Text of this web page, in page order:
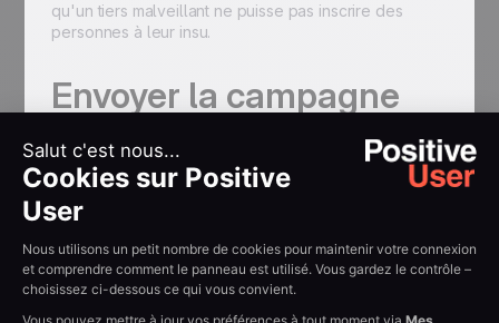
qu'un tiers malveillant ne puisse pas inscrire des
personnes à leur insu.
Envoyer la campagne
Une fois votre formulaire créé et publié, envoyez une
campagne email à votre base de contacts existante.
Expliquer clairement pourquoi vous leur envoyez